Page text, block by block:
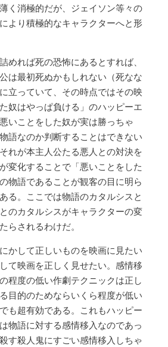
く消極的だが、ジェイソン等々の
より積極的なキャラクターへと形
めれば死の恐怖にあるとすれば、
は最初死ぬかもしれない（死なな
立っていて、その時点ではその映
奴はやっぱ負ける」のハッピーエ
いことをした奴が実は勝っちゃ
語なのか判断することはできない
れが本主人公たる悪人との対決を
変化することで「悪いことをした
物語であることが観客の目に明ら
る。ここでは物語のカタルシスと
のカタルシスがキャラクターの変
らされるわけだ。
かして正しいものを映画に見たい
て映画を正しく見せたい。感情移
程度の低い作劇テクニックは正し
目的のためならいくら程度が低い
も超有効である。これもハッピー
物語に対する感情移入なのであっ
す殺人鬼にすごい感情移入しちゃ